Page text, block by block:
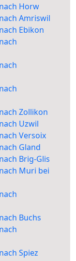
Horw
Amriswil
Ebikon
Zollikon
Uzwil
Versoix
Gland
Brig-Glis
Muri bei
Buchs
Spiez